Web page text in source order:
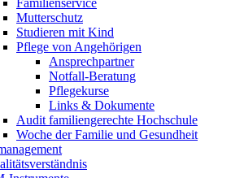
Mutterschutz
Studieren mit Kind
Pflege von Angehörigen
Ansprechpartner
Notfall-Beratung
Pflegekurse
Links & Dokumente
Audit familiengerechte Hochschule
Woche der Familie und Gesundheit